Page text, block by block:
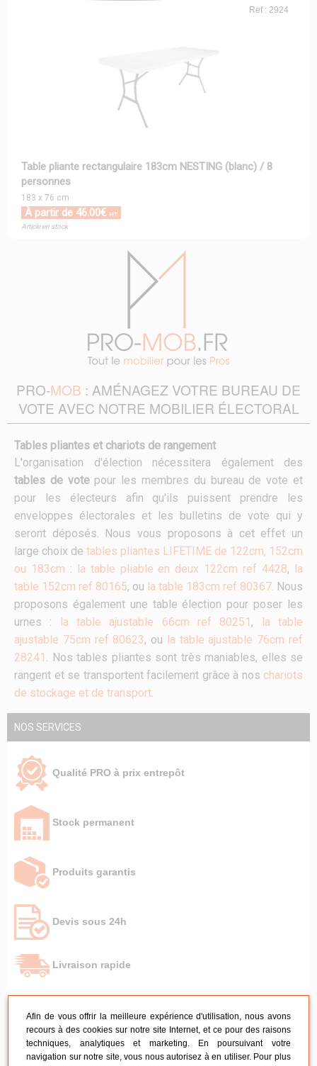
Ref : 2924
Table pliante rectangulaire 183cm NESTING (blanc) / 8
personnes
183 x 76 cm
À partir de 46.00€ HT
Article en stock
PRO-MOB : AMÉNAGEZ VOTRE BUREAU DE
VOTE AVEC NOTRE MOBILIER ÉLECTORAL
Tables pliantes et chariots de rangement
L'organisation d'élection nécessitera également des
tables de votepour les membres du bureau de vote et
pour les électeurs afin qu'ils puissent prendre les
enveloppes électorales et les bulletins de vote qui y
seront déposés. Nous vous proposons à cet effet un
large choix de tables pliantes LIFETIME de 122cm, 152cm
ou 183cm : la table pliable en deux 122cm ref 4428, la
table 152cm ref 80165, ou la table 183cm ref 80367. Nous
proposons également une table élection pour poser les
urnes :
la table ajustable 66cm ref 80251 ,
la table
ajustable 75cm ref 80623, ou la table ajustable 76cm ref
28241 . Nos tables pliantes sont très maniables, elles se
rangent et se transportent facilement grâce à nos chariots
de stockage et de transport.
NOS SERVICES
Qualité PRO à prix entrepôt
Stock permanent
Produits garantis
Devis sous 24h
Livraison rapide
SAV sous 24h
Afin de vous offrir la meilleure expérience d'utilisation, nous avons
recours à des cookies sur notre site Internet, et ce pour des raisons
techniques, analytiques et marketing. En poursuivant votre
navigation sur notre site, vous nous autorisez à en utiliser. Pour plus